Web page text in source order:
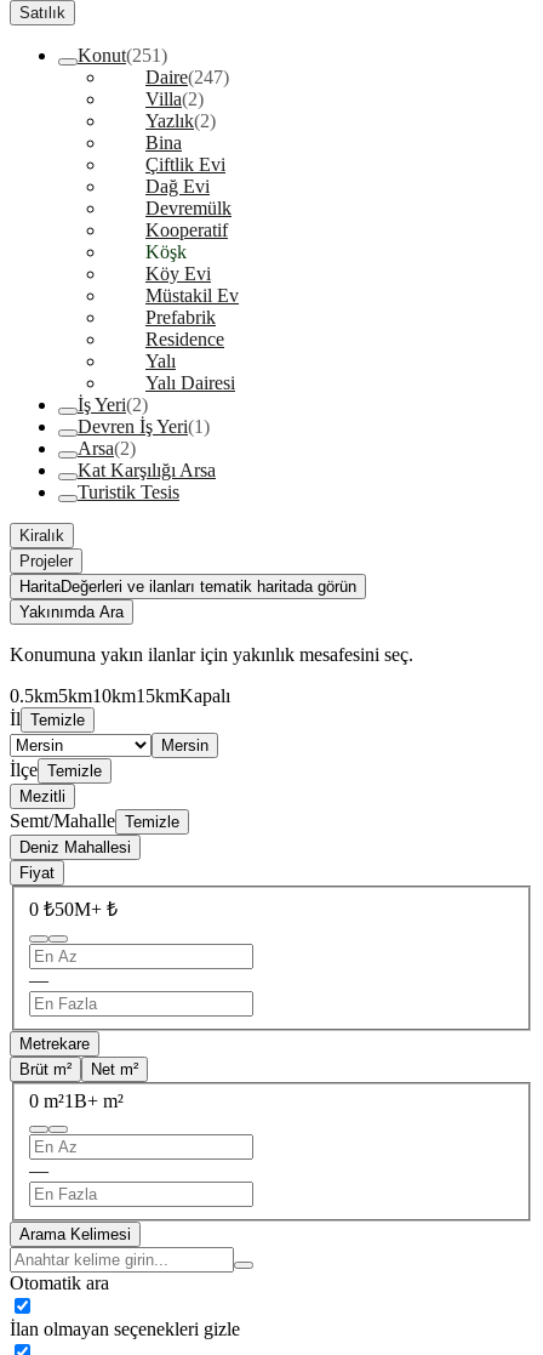
Satılık
Konut(251)
Daire(247)
Villa(2)
Yazlık(2)
Bina
Çiftlik Evi
Dağ Evi
Devremülk
Kooperatif
Köşk
Köy Evi
Müstakil Ev
Prefabrik
Residence
Yalı
Yalı Dairesi
İş Yeri(2)
Devren İş Yeri(1)
Arsa(2)
Kat Karşılığı Arsa
Turistik Tesis
Kiralık
Projeler
HaritaDeğerleri ve ilanları tematik haritada görün
Yakınımda Ara
Konumuna yakın ilanlar için yakınlık mesafesini seç.
0.5km5km10km15kmKapalı
İl Temizle
Mersin
İlçe Temizle
Mezitli
Semt/Mahalle Temizle
Deniz Mahallesi
Fiyat
0 ₺50M+ ₺
—
Metrekare
Brüt m²
Net m²
0 m²1B+ m²
—
Arama Kelimesi
Otomatik ara
İlan olmayan seçenekleri gizle